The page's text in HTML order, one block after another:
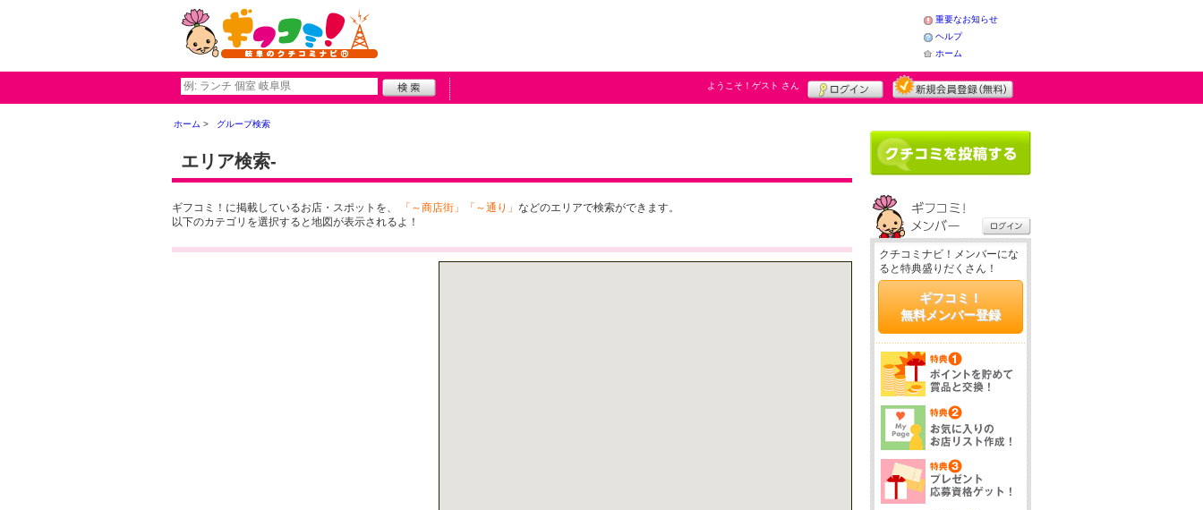
重要なお知らせ
ヘルプ
ホーム
ようこそ！ ゲスト さん
ホーム グループ検索
エリア検索-
ギフコミ！に掲載しているお店・スポットを、 「～商店街」「～通り」 などのエリアで検索ができます。
以下のカテゴリを選択すると地図が表示されるよ！
クチコミナビ！メンバーにな
ると特典盛りだくさん！
ギフコミ！
無料メンバー登録